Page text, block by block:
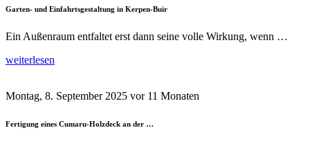
Garten- und Einfahrtsgestaltung in Kerpen-Buir
Ein Außenraum entfaltet erst dann seine volle Wirkung, wenn …
weiterlesen
Montag, 8. September 2025 vor 11 Monaten
Fertigung eines Cumaru-Holzdeck an der …